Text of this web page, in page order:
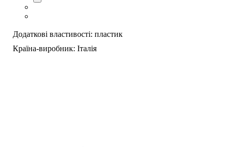
Додаткові властивості: пластик
Країна-виробник: Італія